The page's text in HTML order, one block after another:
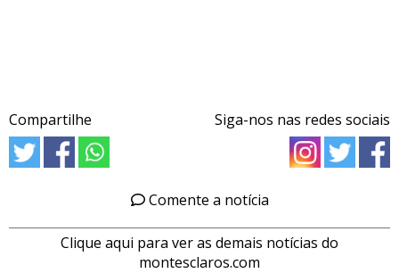
Compartilhe Siga-nos nas redes sociais
Comente a notícia
Clique aqui para ver as demais notícias do
montesclaros.com